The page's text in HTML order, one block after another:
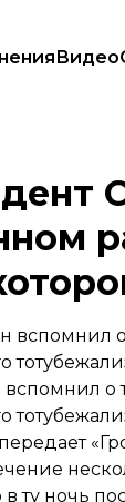
Видео
разговоре с
о
о
передает
ночь